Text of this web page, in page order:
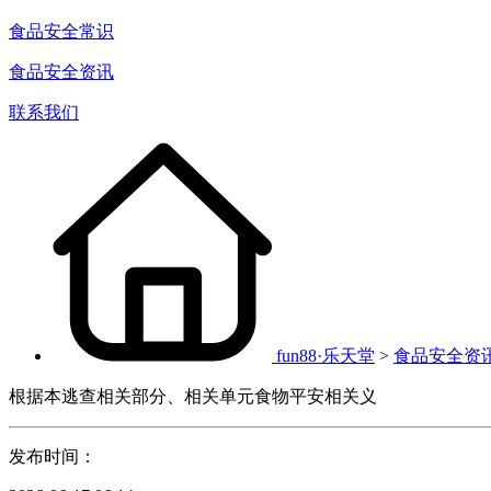
食品安全常识
食品安全资讯
联系我们
fun88·乐天堂 > 食品安全资
根据本逃查相关部分、相关单元食物平安相关义
发布时间：